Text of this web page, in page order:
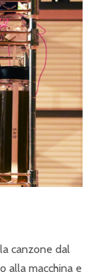
canzone dal
alla macchina e